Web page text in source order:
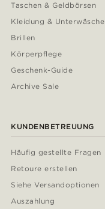
Taschen & Geldbörsen
Kleidung & Unterwäsche
Brillen
Körperpflege
Geschenk-Guide
Archive Sale
KUNDENBETREUUNG
Häufig gestellte Fragen
Retoure erstellen
Siehe Versandoptionen
Auszahlung